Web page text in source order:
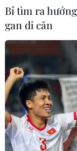
Bỉ tìm ra
gan di căn